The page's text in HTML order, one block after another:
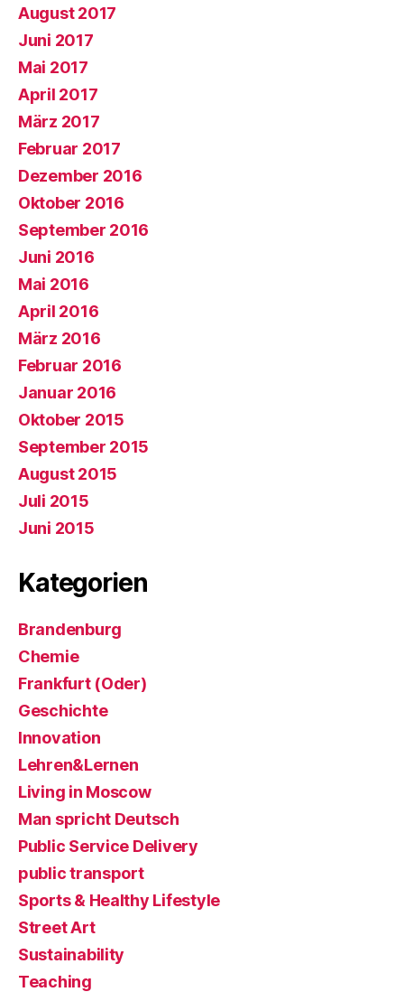
August 2017
Juni 2017
Mai 2017
April 2017
März 2017
Februar 2017
Dezember 2016
Oktober 2016
September 2016
Juni 2016
Mai 2016
April 2016
März 2016
Februar 2016
Januar 2016
Oktober 2015
September 2015
August 2015
Juli 2015
Juni 2015
Kategorien
Brandenburg
Chemie
Frankfurt (Oder)
Geschichte
Innovation
Lehren&Lernen
Living in Moscow
Man spricht Deutsch
Public Service Delivery
public transport
Sports & Healthy Lifestyle
Street Art
Sustainability
Teaching